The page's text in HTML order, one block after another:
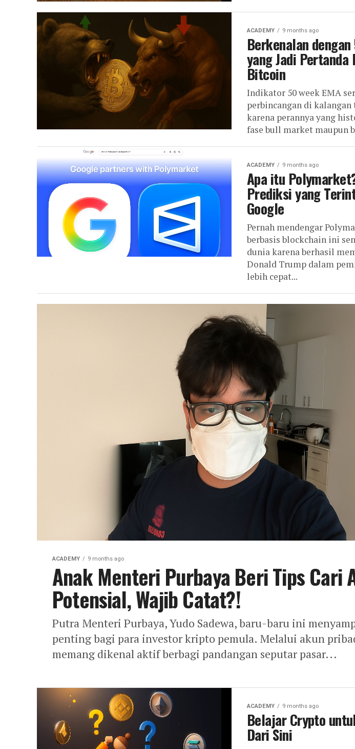
ACADEMY 9 months ago
Berkenalan
yang Jadi
Bitcoin
Indikator 50 week EMA
perbincangan di
karena perannya yang
fase bull market maupun
ACADEMY 9 months ago
Apa itu
Prediksi yang
Google
Pernah mendengar
berbasis blockchain ini
dunia karena berhasil
Donald Trump dalam
lebih cepat...
ACADEMY 9 months ago
Anak Menteri Purbaya Beri Tips Cari
Potensial, Wajib Catat?!
Putra Menteri Purbaya, Yudo Sadewa, baru-baru ini
penting bagi para investor kripto pemula. Melalui akun
memang dikenal aktif berbagi pandangan seputar pasar...
ACADEMY 9 months ago
Belajar Crypto
Dari Sini